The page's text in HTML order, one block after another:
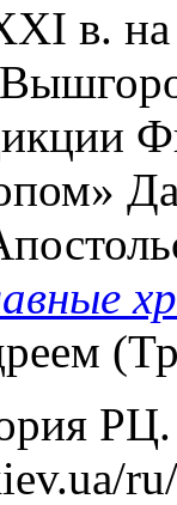
в. на